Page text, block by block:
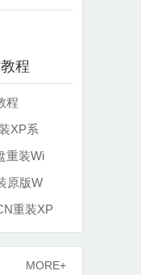
程
程
XP系
重装Wi
原版W
重装XP
MORE+